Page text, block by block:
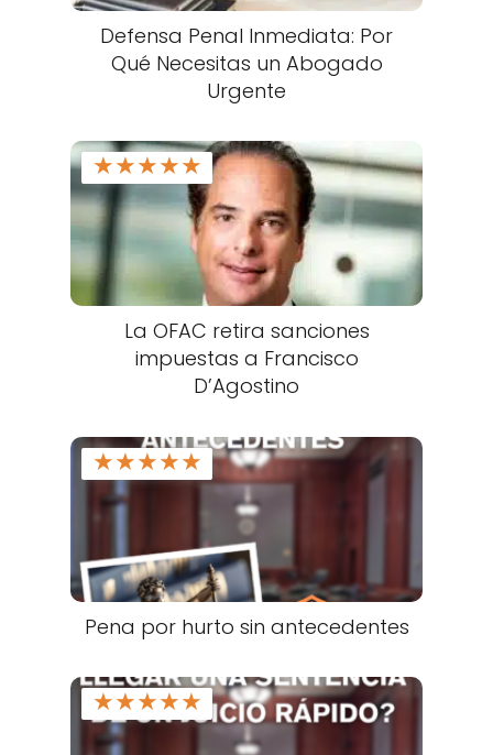
Defensa Penal Inmediata: Por
Qué Necesitas un Abogado
Urgente
★★★★★
La OFAC retira sanciones
impuestas a Francisco
D’Agostino
★★★★★
Pena por hurto sin antecedentes
★★★★★